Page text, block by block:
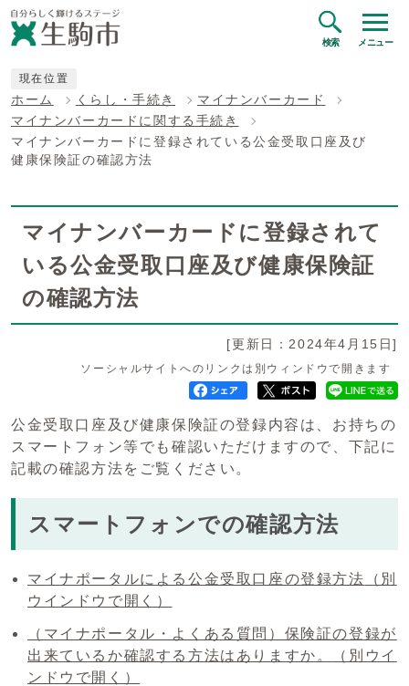
検索 メニュー
現在位置
ホーム くらし・手続き
マイナンバーカード
マイナンバーカードに関する手続き
マイナンバーカードに登録されている公金受取口座及び
健康保険証の確認方法
マイナンバーカードに登録されて
いる公金受取口座及び健康保険証
の確認方法
[更新日：2024年4月15日]
ソーシャルサイトへのリンクは別ウィンドウで開きます
公金受取口座及び健康保険証の登録内容は、お持ちの
スマートフォン等でも確認いただけますので、下記に
記載の確認方法をご覧ください。
スマートフォンでの確認方法
マイナポータルによる公金受取口座の登録方法 （別
ウインドウで開く）
（マイナポータル・よくある質問）保険証の登録が
出来ているか確認する方法はありますか。
（別ウイ
ンドウで開く）